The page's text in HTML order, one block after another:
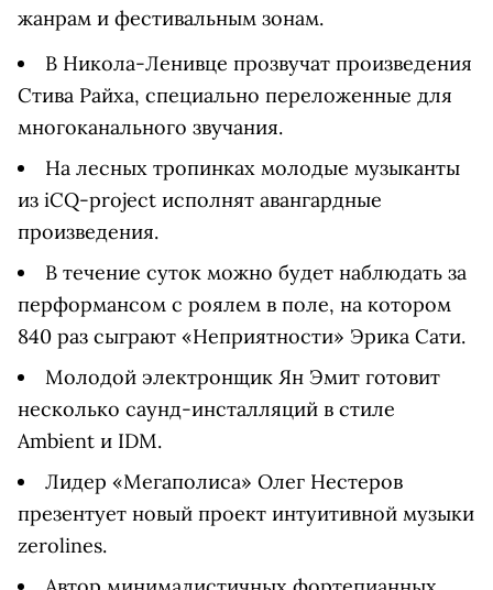
жанрам и фестивальным зонам.
В Никола-Ленивце прозвучат произведения
Стива Райха, специально переложенные для
многоканального звучания.
На лесных тропинках молодые музыканты
из iCQ-project исполнят авангардные
произведения.
В течение суток можно будет наблюдать за
перформансом с роялем в поле, на котором
840 раз сыграют «Неприятности» Эрика Сати.
Молодой электронщик Ян Эмит готовит
несколько саунд-инсталляций в стиле
Ambient и IDM.
Лидер «Мегаполиса» Олег Нестеров
презентует новый проект интуитивной музыки
zerolines.